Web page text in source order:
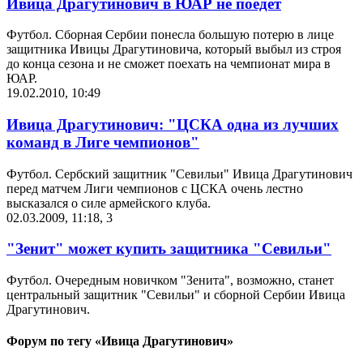
Футбол. Сборная Сербии понесла большую потерю в лице
защитника Ивицы Драгутиновича, который выбыл из строя
до конца сезона и не сможет поехать на чемпионат мира в
ЮАР.
19.02.2010, 10:49
Ивица Драгутинович: "ЦСКА одна из лучших
команд в Лиге чемпионов"
Футбол. Сербский защитник "Севильи" Ивица Драгутинович
перед матчем Лиги чемпионов с ЦСКА очень лестно
высказался о силе армейского клуба.
02.03.2009, 11:18, 3
"Зенит" может купить защитника "Севильи"
Футбол. Очередным новичком "Зенита", возможно, станет
центральный защитник "Севильи" и сборной Сербии Ивица
Драгутинович.
Форум по тегу «Ивица Драгутинович»